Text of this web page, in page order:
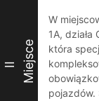
II Miejsce
W
1A,
która
pojazdów.